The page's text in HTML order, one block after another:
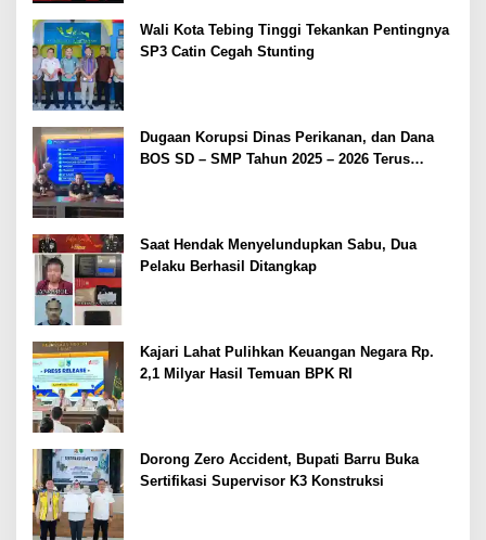
Wali Kota Tebing Tinggi Tekankan Pentingnya
SP3 Catin Cegah Stunting
Dugaan Korupsi Dinas Perikanan, dan Dana
BOS SD – SMP Tahun 2025 – 2026 Terus
Saat Hendak Menyelundupkan Sabu, Dua
Pelaku Berhasil Ditangkap
Kajari Lahat Pulihkan Keuangan Negara Rp.
2,1 Milyar Hasil Temuan BPK RI
Dorong Zero Accident, Bupati Barru Buka
Sertifikasi Supervisor K3 Konstruksi